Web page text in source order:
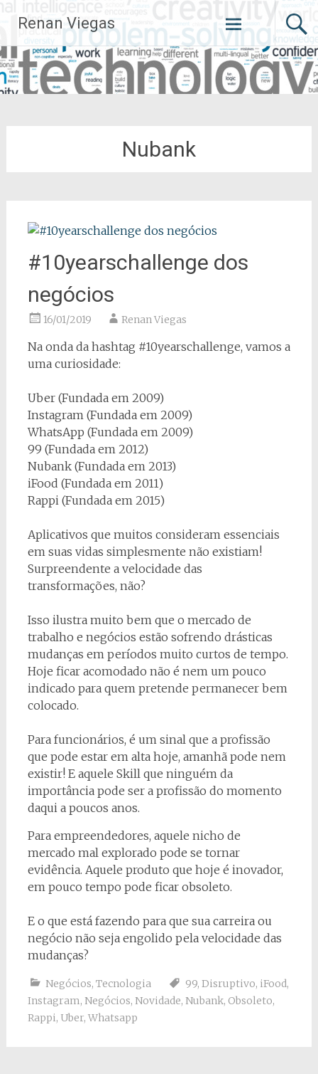
para
o
conteúdo
Renan Viegas
Nubank
#10yearschallenge dos
negócios
16/01/2019 Renan Viegas
Na onda da hashtag #10yearschallenge, vamos a
uma curiosidade:
Uber (Fundada em 2009)
Instagram (Fundada em 2009)
WhatsApp (Fundada em 2009)
99 (Fundada em 2012)
Nubank (Fundada em 2013)
iFood (Fundada em 2011)
Rappi (Fundada em 2015)
Aplicativos que muitos consideram essenciais
em suas vidas simplesmente não existiam!
Surpreendente a velocidade das
transformações, não?
Isso ilustra muito bem que o mercado de
trabalho e negócios estão sofrendo drásticas
mudanças em períodos muito curtos de tempo.
Hoje ficar acomodado não é nem um pouco
indicado para quem pretende permanecer bem
colocado.
Para funcionários, é um sinal que a profissão
que pode estar em alta hoje, amanhã pode nem
existir! E aquele Skill que ninguém da
importância pode ser a profissão do momento
daqui a poucos anos.
Para empreendedores, aquele nicho de
mercado mal explorado pode se tornar
evidência. Aquele produto que hoje é inovador,
em pouco tempo pode ficar obsoleto.
E o que está fazendo para que sua carreira ou
negócio não seja engolido pela velocidade das
mudanças?
Negócios, Tecnologia 99, Disruptivo, iFood,
Instagram, Negócios, Novidade, Nubank, Obsoleto,
Rappi, Uber, Whatsapp